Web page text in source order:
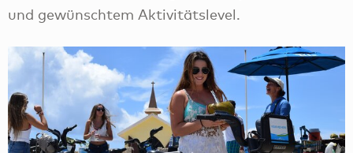
und gewünschtem Aktivitätslevel.